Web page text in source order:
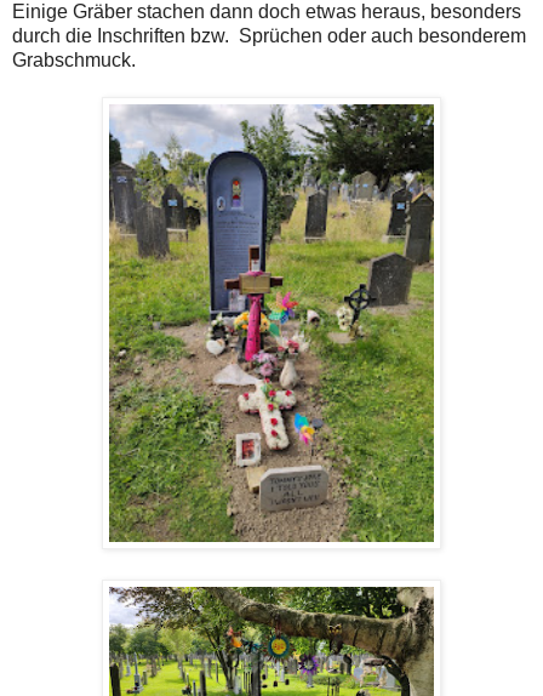
Einige Gräber stachen dann doch etwas heraus, besonders
durch die Inschriften bzw. Sprüchen oder auch besonderem
Grabschmuck.